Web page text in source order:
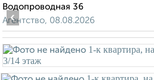
Водопроводная 36
Агентство, 08.08.2026
‹